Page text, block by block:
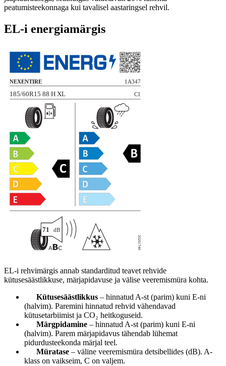
peatumisteekonnaga kui tavalisel aastaringsel rehvil.
EL-i energiamärgis
EL-i rehvimärgis annab standarditud teavet rehvide
kütusesäästlikkuse, märjapidavuse ja välise veeremismüra kohta.
Kütusesäästlikkus – hinnatud A-st (parim) kuni E-ni
(halvim). Paremini hinnatud rehvid vähendavad
kütusetarbiimist ja CO₂ heitkoguseid.
Märgpidamine – hinnatud A-st (parim) kuni E-ni
(halvim). Parem märjapidavus tähendab lühemat
pidurdusteekonda märjal teel.
Müratase – väline veeremismüra detsibellides (dB). A-
klass on vaikseim, C on valjem.